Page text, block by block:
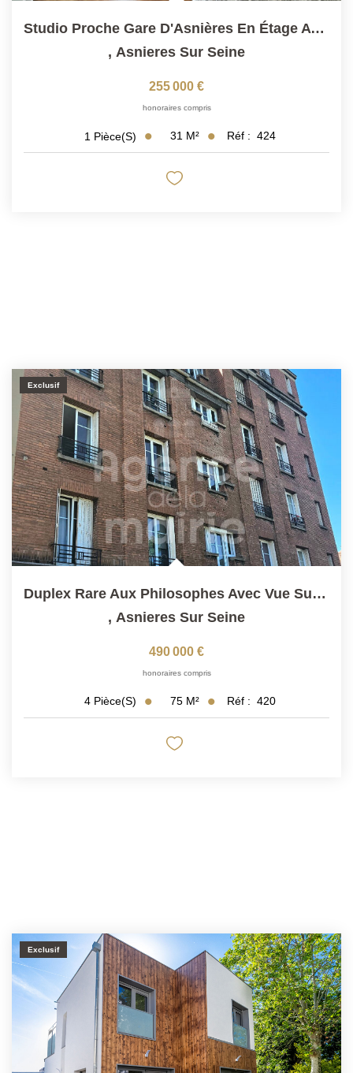
Studio Proche Gare D'Asnières En Étage Avec Ascenseur
, Asnieres Sur Seine
255 000 €
honoraires compris
1 Pièce(s) 31 M² Réf : 424
Exclusif
Duplex Rare Aux Philosophes Avec Vue Sur Le Square Joffre
, Asnieres Sur Seine
490 000 €
honoraires compris
4 Pièce(s) 75 M² Réf : 420
Exclusif